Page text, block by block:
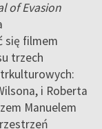
of Evasion
się filmem
trzech
i Roberta
Manuelem